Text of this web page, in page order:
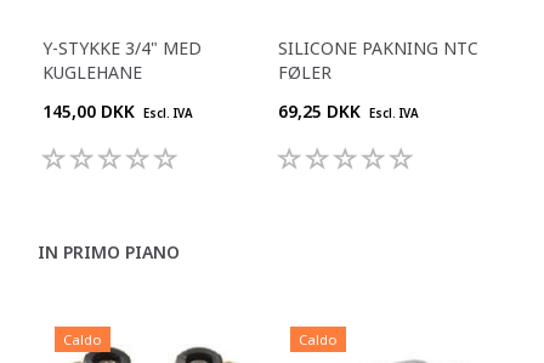
Y-STYKKE 3/4" MED
KUGLEHANE
145,00 DKK Escl. IVA
SILICONE PAKNING NTC
FØLER
69,25 DKK Escl. IVA
IN PRIMO PIANO
Caldo Caldo